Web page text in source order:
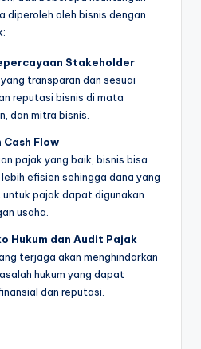
diperoleh oleh bisnis dengan
Stakeholder
transparan dan sesuai
reputasi bisnis di mata
dan mitra bisnis.
Flow
pajak yang baik, bisnis bisa
efisien sehingga dana yang
pajak dapat digunakan
usaha.
Hukum dan Audit Pajak
terjaga akan menghindarkan
hukum yang dapat
dan reputasi.